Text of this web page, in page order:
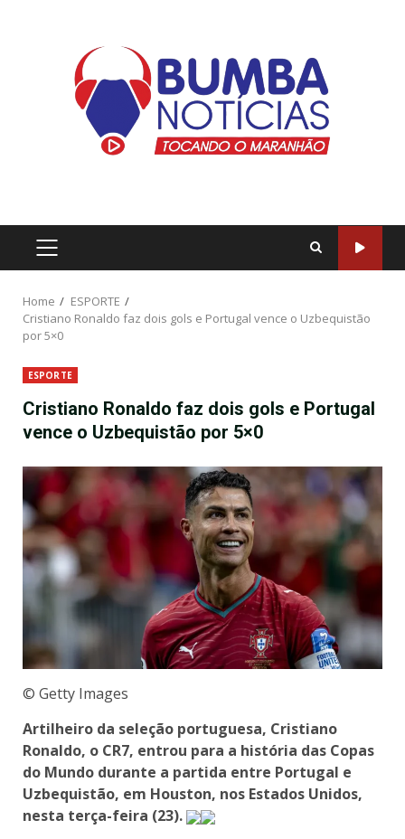
Home
ESPORTE
Cristiano Ronaldo faz dois gols e Portugal vence o Uzbequistão
por 5×0
ESPORTE
Cristiano Ronaldo faz dois gols e Portugal
vence o Uzbequistão por 5×0
© Getty Images
Artilheiro da seleção portuguesa, Cristiano
Ronaldo, o CR7, entrou para a história das Copas
do Mundo durante a partida entre Portugal e
Uzbequistão, em Houston, nos Estados Unidos,
nesta terça-feira (23).